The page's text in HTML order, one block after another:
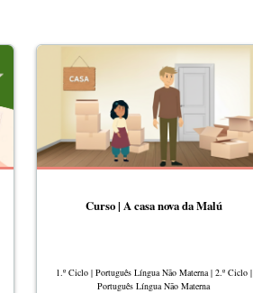
Curso | A casa nova da Malú
1.º Ciclo | Português Língua Não Materna | 2.º Ciclo |
Português Língua Não Materna